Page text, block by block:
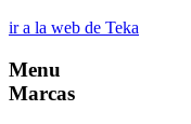
ir a la web de Teka
Menu
Marcas